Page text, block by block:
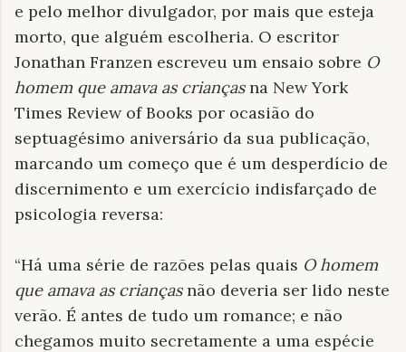
e pelo melhor divulgador, por mais que esteja
morto, que alguém escolheria. O escritor
Jonathan Franzen escreveu um ensaio sobre O
homem que amava as criançasna New York
Times Review of Books por ocasião do
septuagésimo aniversário da sua publicação,
marcando um começo que é um desperdício de
discernimento e um exercício indisfarçado de
psicologia reversa:
“Há uma série de razões pelas quais O homem
que amava as criançasnão deveria ser lido neste
verão. É antes de tudo um romance; e não
chegamos muito secretamente a uma espécie